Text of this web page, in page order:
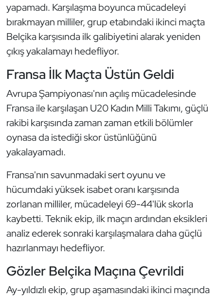
yapamadı. Karşılaşma boyunca mücadeleyi
bırakmayan milliler, grup etabındaki ikinci maçta
Belçika karşısında ilk galibiyetini alarak yeniden
çıkış yakalamayı hedefliyor.
Fransa İlk Maçta Üstün Geldi
Avrupa Şampiyonası'nın açılış mücadelesinde
Fransa ile karşılaşan U20 Kadın Milli Takımı, güçlü
rakibi karşısında zaman zaman etkili bölümler
oynasa da istediği skor üstünlüğünü
yakalayamadı.
Fransa'nın savunmadaki sert oyunu ve
hücumdaki yüksek isabet oranı karşısında
zorlanan milliler, mücadeleyi 69-44'lük skorla
kaybetti. Teknik ekip, ilk maçın ardından eksikleri
analiz ederek sonraki karşılaşmalara daha güçlü
hazırlanmayı hedefliyor.
Gözler Belçika Maçına Çevrildi
Ay-yıldızlı ekip, grup aşamasındaki ikinci maçında
Eskrim
Futbol
Golf
Güreş
Halter
Hava Sporları
Hentbol
İşitme Engelli Sporcular
Kano ve Rafting